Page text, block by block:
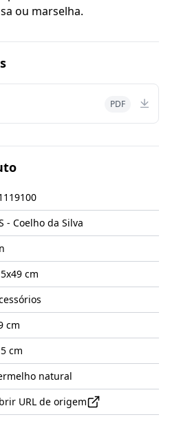
ou marselha.
PDF
- Coelho da Silva
cm
cm
cm
natural
URL de origem